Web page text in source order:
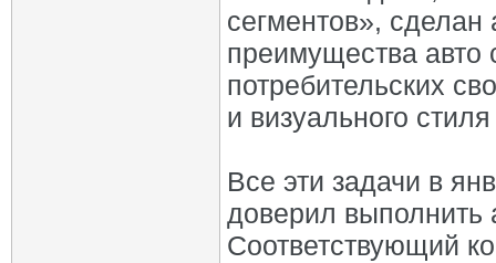
сегментов»,
преимущества авто
потребительских
и визуального
Все эти задачи в
доверил выполнить
Соответствующий